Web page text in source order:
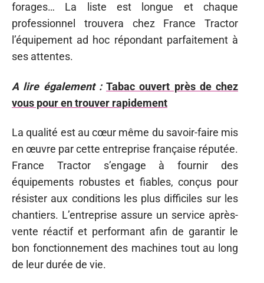
forages… La liste est longue et chaque
professionnel trouvera chez France Tractor
l’équipement ad hoc répondant parfaitement à
ses attentes.
A lire également : Tabac ouvert près de chez
vous pour en trouver rapidement
La qualité est au cœur même du savoir-faire mis
en œuvre par cette entreprise française réputée.
France Tractor s’engage à fournir des
équipements robustes et fiables, conçus pour
résister aux conditions les plus difficiles sur les
chantiers. L’entreprise assure un service après-
vente réactif et performant afin de garantir le
bon fonctionnement des machines tout au long
de leur durée de vie.